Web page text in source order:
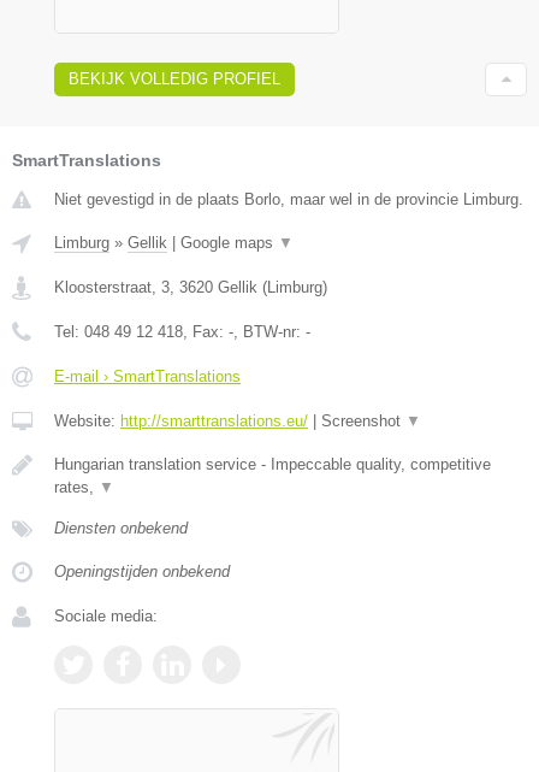
BEKIJK VOLLEDIG PROFIEL
SmartTranslations
Niet gevestigd in de plaats Borlo, maar wel in de provincie Limburg.
Limburg » Gellik Google maps ▼
Kloosterstraat, 3, 3620 Gellik (Limburg)
Tel: 048 49 12 418, Fax: -, BTW-nr: -
E-mail › SmartTranslations
Website: http://smarttranslations.eu/ Screenshot ▼
Hungarian translation service - Impeccable quality, competitive
rates, ▼
Diensten onbekend
Openingstijden onbekend
Sociale media: